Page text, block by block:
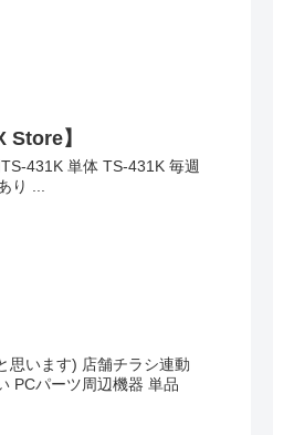
】
431K 単体 TS-431K 毎週
り ...
思います) 店舗チラシ連動
PCパーツ周辺機器 単品